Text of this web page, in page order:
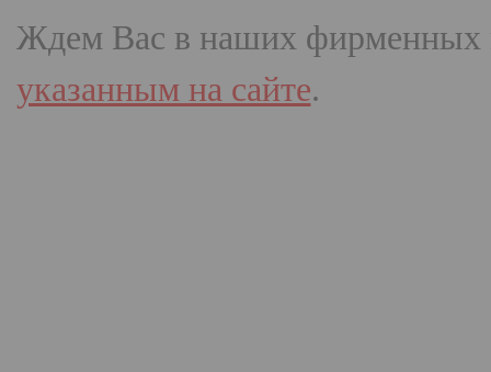
Ждем Вас в наших фирменных
указанным на сайте.